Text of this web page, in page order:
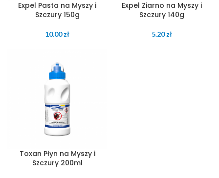
Expel Pasta na Myszy i
Szczury 150g
10.00zł
Expel Ziarno na Myszy i
Szczury 140g
5.20zł
Toxan Płyn na Myszy i
Szczury 200ml